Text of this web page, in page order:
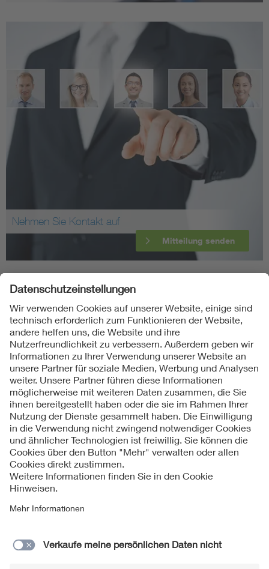
Nehmen Sie Kontakt auf
Mitteilung senden
Folgen Sie uns
Kontakt
Impressum
Datenschutzinformationen
Cookie Hinweise
Compliance
Jahresarchiv